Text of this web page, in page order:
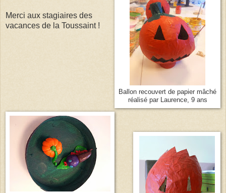
Ballon recouvert de papier mâché
réalisé par Laurence, 9 ans
Merci aux stagiaires des
vacances de la Toussaint !